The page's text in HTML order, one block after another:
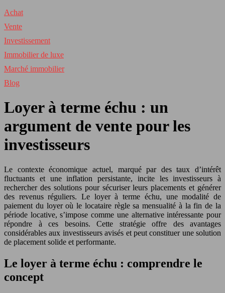
Achat
Vente
Investissement
Immobilier de luxe
Marché immobilier
Blog
Loyer à terme échu : un
argument de vente pour les
investisseurs
Le contexte économique actuel, marqué par des taux d’intérêt
fluctuants et une inflation persistante, incite les investisseurs à
rechercher des solutions pour sécuriser leurs placements et générer
des revenus réguliers. Le loyer à terme échu, une modalité de
paiement du loyer où le locataire règle sa mensualité à la fin de la
période locative, s’impose comme une alternative intéressante pour
répondre à ces besoins. Cette stratégie offre des avantages
considérables aux investisseurs avisés et peut constituer une solution
de placement solide et performante.
Le loyer à terme échu : comprendre le
concept